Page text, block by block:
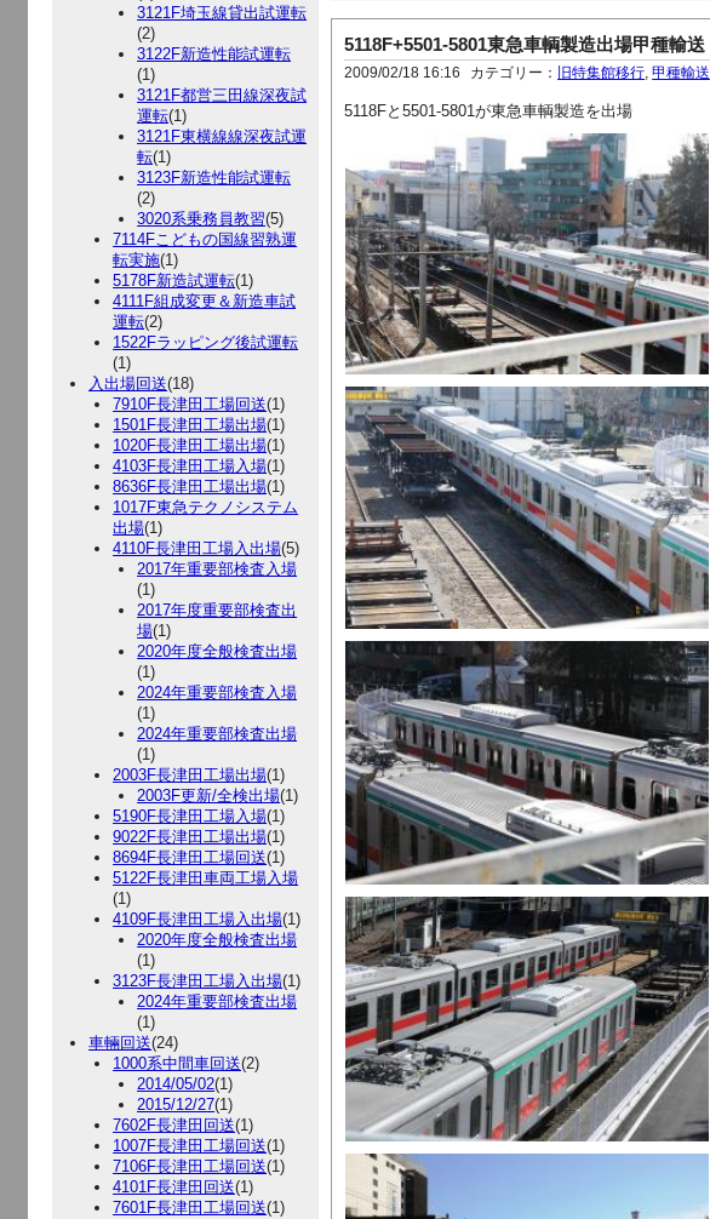
3121F埼玉線貸出試運転
(2)
3122F新造性能試運転
(1)
3121F都営三田線深夜試
運転(1)
3121F東横線線深夜試運
転(1)
3123F新造性能試運転
(2)
3020系乗務員教習(5)
7114Fこどもの国線習熟運
転実施(1)
5178F新造試運転(1)
4111F組成変更＆新造車試
運転(2)
1522Fラッピング後試運転
(1)
入出場回送(18)
7910F長津田工場回送(1)
1501F長津田工場出場(1)
1020F長津田工場出場(1)
4103F長津田工場入場(1)
8636F長津田工場出場(1)
1017F東急テクノシステム
出場(1)
4110F長津田工場入出場(5)
2017年重要部検査入場
(1)
2017年度重要部検査出
場(1)
2020年度全般検査出場
(1)
2024年重要部検査入場
(1)
2024年重要部検査出場
(1)
2003F長津田工場出場(1)
2003F更新/全検出場(1)
5190F長津田工場入場(1)
9022F長津田工場出場(1)
8694F長津田工場回送(1)
5122F長津田車両工場入場
(1)
4109F長津田工場入出場(1)
2020年度全般検査出場
(1)
3123F長津田工場入出場(1)
2024年重要部検査出場
(1)
車輛回送(24)
1000系中間車回送(2)
2014/05/02(1)
2015/12/27(1)
7602F長津田回送(1)
1007F長津田工場回送(1)
7106F長津田工場回送(1)
4101F長津田回送(1)
7601F長津田工場回送(1)
5118F+5501-5801東急車輌製造出場甲種輸送
2009/02/18 16:16 カテゴリー： 旧特集館移行 ,甲種輸送
5118Fと5501-5801が東急車輌製造を出場